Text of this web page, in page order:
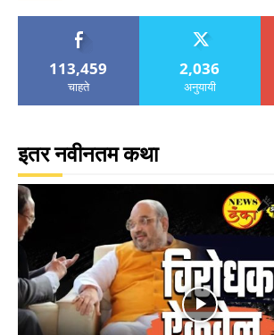
113,459
चाहते
2,036
अनुयायी
इतर नवीनतम कथा